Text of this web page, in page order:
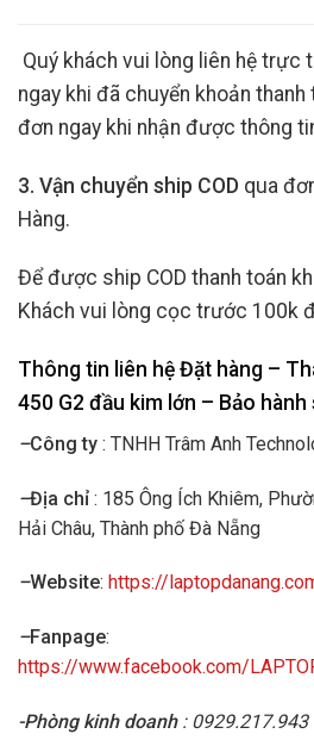
Quý khách vui lòng liên hệ trực
ngay khi đã chuyển khoản
đơn ngay khi nhận được thông
3. Vận chuyển ship COD qua
Hàng.
Để được ship COD thanh toán
Khách vui lòng cọc trước 100k
Thông tin liên hệ Đặt hàng –
450 G2 đầu kim lớn – Bảo hành
–Công ty : TNHH Trâm Anh
–Địa chỉ : 185 Ông Ích Khiêm,
Hải Châu, Thành phố Đà Nẵng
–Website: https://
–Fanpage:
https://www.facebook.com/
-Phòng kinh doanh: 0929.217.943